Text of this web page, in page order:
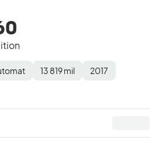
13 819mil 2017